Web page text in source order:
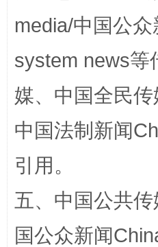
扯下公款旅游的“隐身
media/中国公
system news等
媒、中国全民
中国法制新闻
引用。
五、中国公共
国公众新闻